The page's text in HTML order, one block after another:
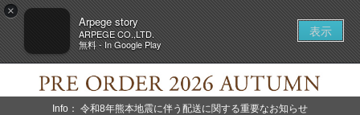
×
Arpege story
ARPEGE CO.,LTD.
無料 - In Google Play
表示
Info： 令和8年熊本地震に伴う配送に関する重要なお知らせ